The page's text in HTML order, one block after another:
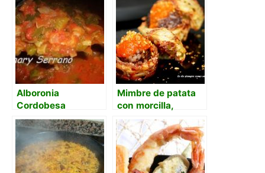
Alboronia
Cordobesa
Mimbre de patata
con morcilla,
tomate y polvo de
kikos